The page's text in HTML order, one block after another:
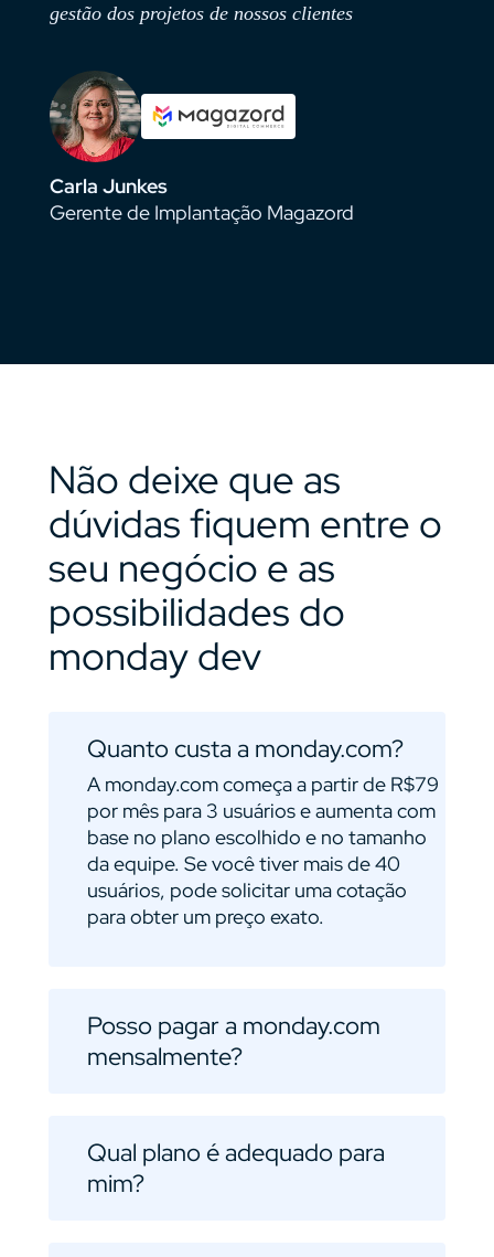
clientes
entendimento. Bom
Geovani Candido
Não deixe que as
dúvidas fiquem entre o
seu negócio e as
possibilidades do
monday dev
Quanto custa a monday.com?
A monday.com começa a partir de R$79
por mês para 3 usuários e aumenta com
base no plano escolhido e no tamanho
da equipe. Se você tiver mais de 40
usuários, pode solicitar uma cotação
para obter um preço exato.
Posso pagar a monday.com
mensalmente?
Qual plano é adequado para
mim?